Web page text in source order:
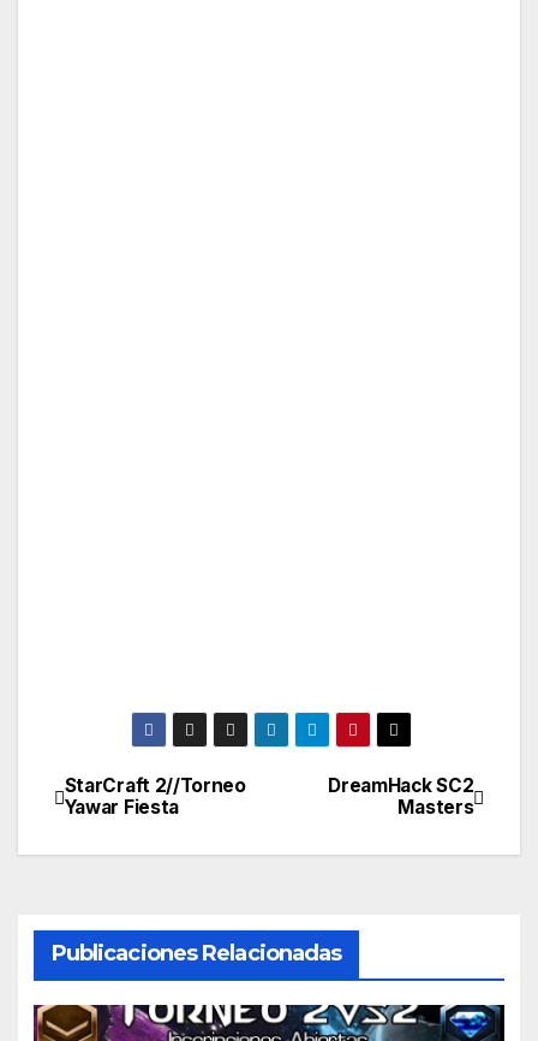
Navegación
de
DreamHack SC2
Masters
StarCraft 2//Torneo
Yawar Fiesta
Publicaciones Relacionadas